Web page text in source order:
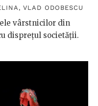
,VLAD ODOBESCU
vârstnicilor din
disprețul societății.